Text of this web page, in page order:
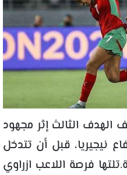
الثالث إثر مجهود
نيجيريا، قبل أن تتدخل
فرصة اللاعب ازراوي